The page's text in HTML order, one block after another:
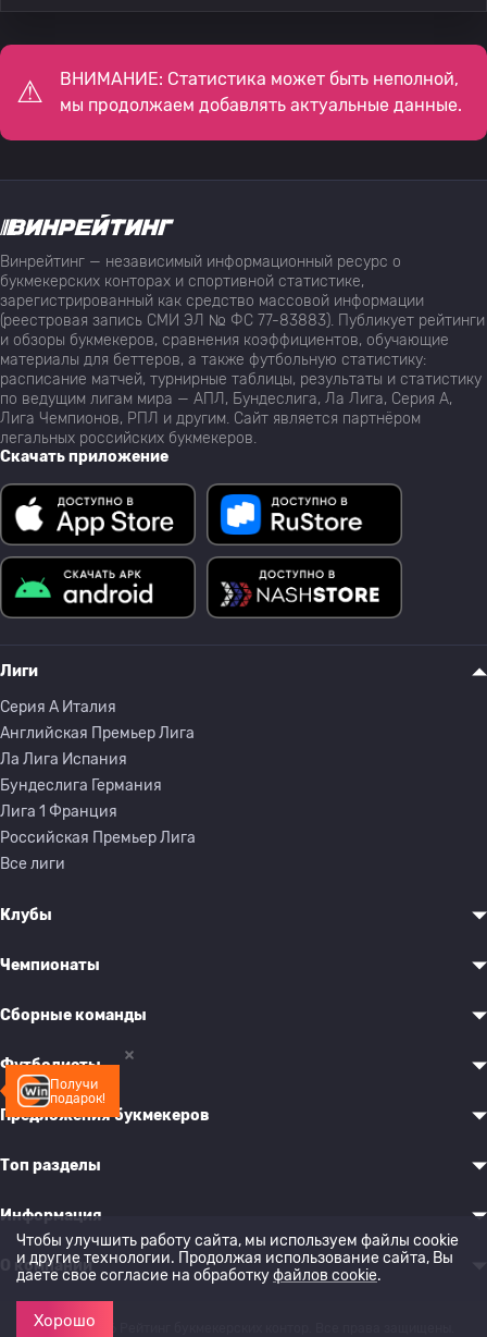
ВНИМАНИЕ: Статистика может быть неполной,
мы продолжаем добавлять актуальные данные.
Получи
подарок!
Винрейтинг — независимый информационный ресурс о
букмекерских конторах и спортивной статистике,
зарегистрированный как средство массовой информации
(реестровая запись СМИ ЭЛ № ФС 77-83883). Публикует рейтинги
и обзоры букмекеров, сравнения коэффициентов, обучающие
материалы для беттеров, а также футбольную статистику:
расписание матчей, турнирные таблицы, результаты и статистику
по ведущим лигам мира — АПЛ, Бундеслига, Ла Лига, Серия А,
Лига Чемпионов, РПЛ и другим. Сайт является партнёром
легальных российских букмекеров.
Скачать приложение
Лиги
Серия A Италия
Английская Премьер Лига
Ла Лига Испания
Бундеслига Германия
Лига 1 Франция
Российская Премьер Лига
Все лиги
Клубы
Чемпионаты
Сборные команды
Футболисты
Предложения букмекеров
Топ разделы
Информация
О компании
© 2022-2026 Рейтинг букмекерских контор. Все права защищены.
Чтобы улучшить работу сайта, мы используем файлы cookie
и другие технологии. Продолжая использование сайта, Вы
даете свое согласие на обработкуфайлов cookie.
Хорошо